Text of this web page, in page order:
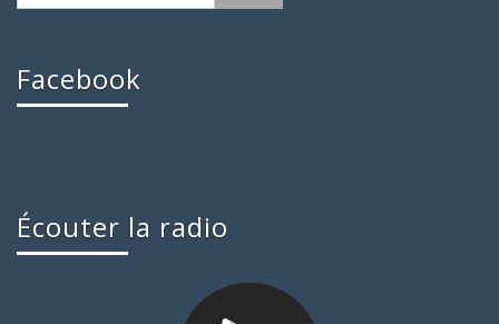
Facebook
Écouter la radio